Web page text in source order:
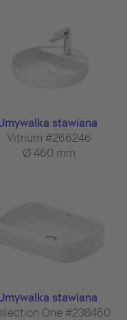
stawiana
Vitrium #266246
Ø 460 mm
stawiana
One #238460